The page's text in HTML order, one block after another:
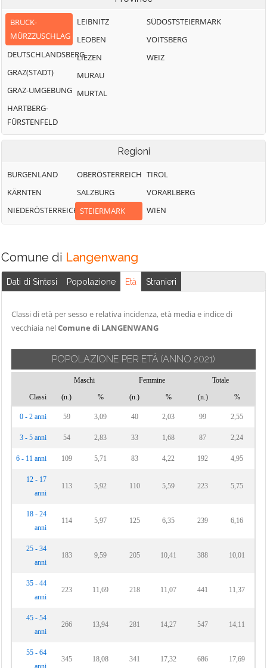
BRUCK-
MÜRZZUSCHLAG
DEUTSCHLANDSBERG
GRAZ(STADT)
GRAZ-UMGEBUNG
HARTBERG-
FÜRSTENFELD
LEIBNITZ
LEOBEN
LIEZEN
MURAU
MURTAL
SÜDOSTSTEIERMARK
VOITSBERG
WEIZ
Regioni
BURGENLAND
KÄRNTEN
NIEDERÖSTERREICH
OBERÖSTERREICH
SALZBURG
STEIERMARK
TIROL
VORARLBERG
WIEN
Comune di Langenwang
Dati di Sintesi Popolazione Età Stranieri
Classi di età per sesso e relativa incidenza, età media e indice di
vecchiaia nelComune di LANGENWANG
POPOLAZIONE PER ETÀ (ANNO 2021)
Maschi Femmine
Totale
Classi
(n.) % (n.) % (n.) %
0 - 2 anni 59 3,09 40 2,03 99 2,55
3 - 5 anni 54 2,83 33 1,68 87 2,24
6 - 11 anni 109 5,71 83 4,22 192 4,95
12 - 17
anni
113 5,92 110 5,59 223 5,75
18 - 24
anni
114 5,97 125 6,35 239 6,16
25 - 34
anni
183 9,59 205 10,41 388 10,01
35 - 44
anni
223 11,69 218 11,07 441 11,37
45 - 54
anni
266 13,94 281 14,27 547 14,11
55 - 64
anni
345 18,08 341 17,32 686 17,69